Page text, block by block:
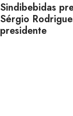
Sindibebidas
Sérgio
presidente